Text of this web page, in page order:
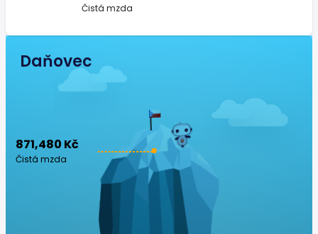
Čistá mzda
Daňovec
871,480 Kč
Čistá mzda